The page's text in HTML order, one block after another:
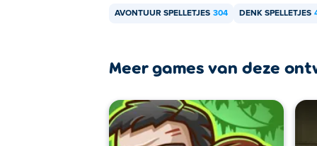
AVONTUUR SPELLETJES 304 DENK SPELLETJES
Meer games van deze